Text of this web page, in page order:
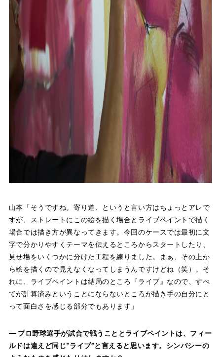
山本「そうですね。寄り道、というと言い方はちょっとアレで
すが、ストレートにこの絵を描く場合とライブペイントで描く
場合では描き方が異なってきます。今回のケースでは最初に文
字で分かりやすくテーマを伝えるところからスタートしたり、
見せ場をいくつかに分けた工程を練りました。まぁ、その上か
ら絵を描くので見えなくなってしまうんですけどね（笑）。そ
れに、ライブペイントは結局のところ『ライブ』なので、すべ
てが計算済みということにならないところが描き手の自分にと
って面白さを感じる部分でもあります」
― プロ野球選手が試合で戦うこととライブペイントは、フィー
ルドは違えど同じ“ライブ”と言えると思います。シンパシーの